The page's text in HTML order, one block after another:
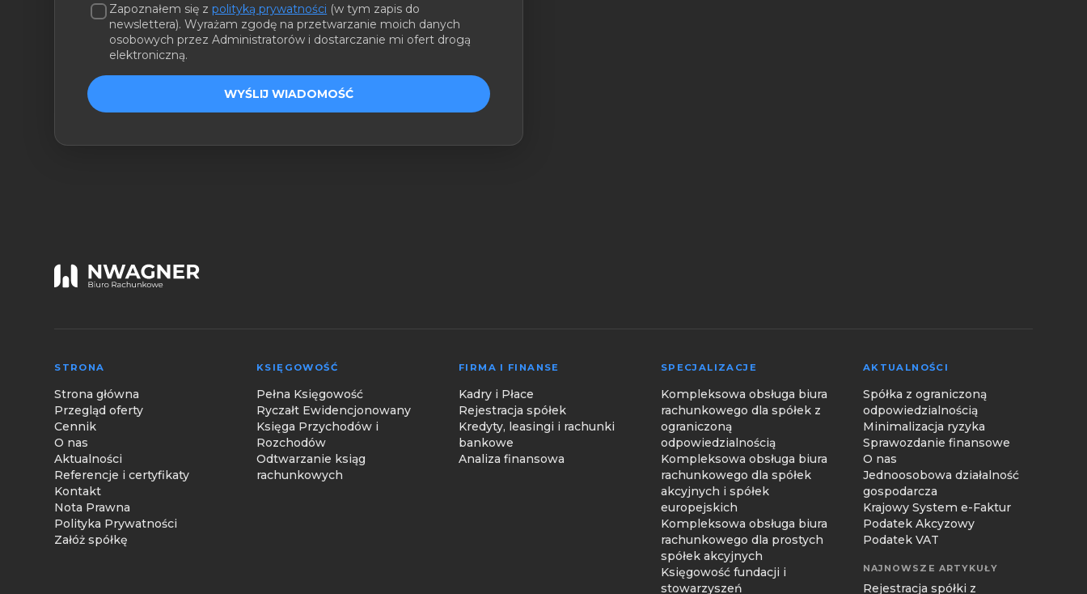
Zapoznałem się zpolityką prywatności (w tym zapis do
newslettera). Wyrażam zgodę na przetwarzanie moich danych
osobowych przez Administratorów i dostarczanie mi ofert drogą
elektroniczną.
WYŚLIJ WIADOMOŚĆ
STRONA
Strona główna
Przegląd oferty
Cennik
O nas
Aktualności
Referencje i certyfikaty
Kontakt
Nota Prawna
Polityka Prywatności
Załóż spółkę
KSIĘGOWOŚĆ
Pełna Księgowość
Ryczałt Ewidencjonowany
Księga Przychodów i
Rozchodów
Odtwarzanie ksiąg
rachunkowych
FIRMA I FINANSE
Kadry i Płace
Rejestracja spółek
Kredyty, leasingi i rachunki
bankowe
Analiza finansowa
SPECJALIZACJE
Kompleksowa obsługa biura
rachunkowego dla spółek z
ograniczoną
odpowiedzialnością
Kompleksowa obsługa biura
rachunkowego dla spółek
akcyjnych i spółek
europejskich
Kompleksowa obsługa biura
rachunkowego dla prostych
spółek akcyjnych
Księgowość fundacji i
stowarzyszeń
AKTUALNOŚCI
Spółka z ograniczoną
odpowiedzialnością
Minimalizacja ryzyka
Sprawozdanie finansowe
O nas
Jednoosobowa działalność
gospodarcza
Krajowy System e-Faktur
Podatek Akcyzowy
Podatek VAT
NAJNOWSZE ARTYKUŁY
Rejestracja spółki z